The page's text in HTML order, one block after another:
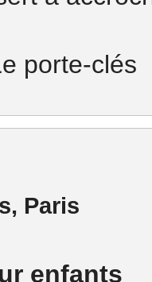
porte-clés
Paris
enfants